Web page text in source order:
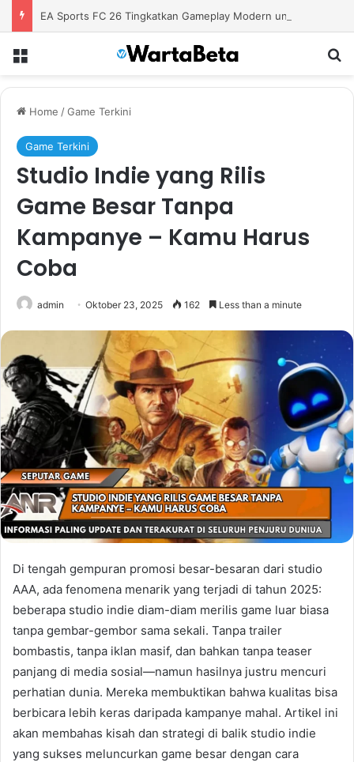
Home /Game Terkini
Game Terkini
Studio Indie yang Rilis
Game Besar Tanpa
Kampanye – Kamu Harus
Coba
admin Oktober 23, 2025 162 Less than a minute
Di tengah gempuran promosi besar-besaran dari studio
AAA, ada fenomena menarik yang terjadi di tahun 2025:
beberapa studio indie diam-diam merilis game luar biasa
tanpa gembar-gembor sama sekali. Tanpa trailer
bombastis, tanpa iklan masif, dan bahkan tanpa teaser
panjang di media sosial—namun hasilnya justru mencuri
perhatian dunia. Mereka membuktikan bahwa kualitas bisa
berbicara lebih keras daripada kampanye mahal. Artikel ini
akan membahas kisah dan strategi di balik studio indie
yang sukses meluncurkan game besar dengan cara